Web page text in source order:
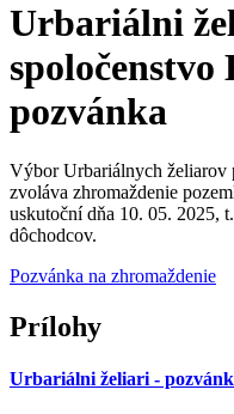
Urbariálni
spoločenstvo
pozvánka
Výbor Urbariálnych želiarov
zvoláva zhromaždenie
uskutoční dňa 10. 05. 2025,
dôchodcov.
Pozvánka na zhromaždenie
Prílohy
Urbariálni želiari -